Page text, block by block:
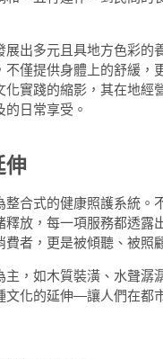
出多元且具地方色彩的
僅提供身體上的舒緩，
實踐的縮影，其在地經
日常享受。
伸
合式的健康照護系統。
放，每一項服務都透露
者，更是被傾聽、被照
，如木質裝潢、水聲潺
化的延伸—讓人們在都